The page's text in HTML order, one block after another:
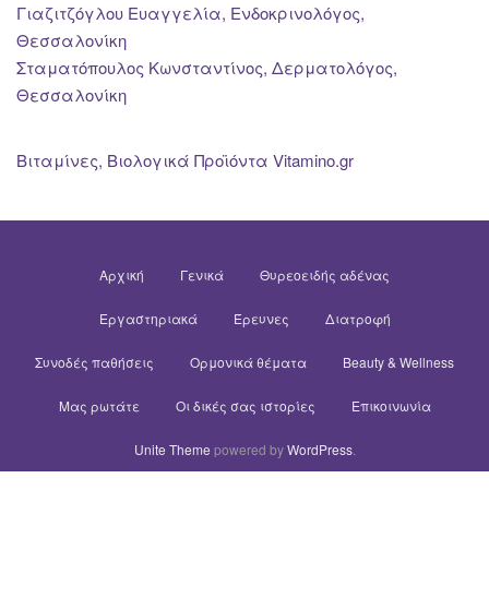
Γιαζιτζόγλου Ευαγγελία, Ενδοκρινολόγος,
Θεσσαλονίκη
Σταματόπουλος Κωνσταντίνος, Δερματολόγος,
Θεσσαλονίκη
Βιταμίνες, Βιολογικά Προϊόντα Vitamino.gr
Αρχική Γενικά Θυρεοειδής αδένας
Εργαστηριακά Έρευνες Διατροφή
Συνοδές παθήσεις Ορμονικά θέματα Beauty & Wellness
Μας ρωτάτε Οι δικές σας ιστορίες Επικοινωνία
Unite Theme powered byWordPress.